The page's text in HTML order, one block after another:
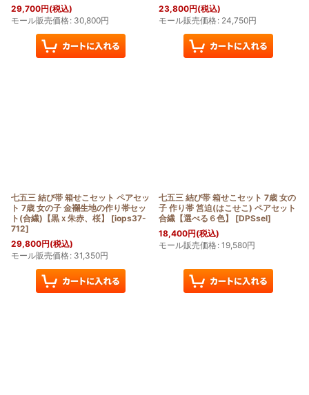
29,700円(税込)
モール販売価格: 30,800円
23,800円(税込)
モール販売価格: 24,750円
七五三 結び帯 箱せこセット ペアセッ
ト 7歳 女の子 金襴生地の作り帯セッ
ト(合繊)【黒ｘ朱赤、桜】
[iops37-
712]
29,800円(税込)
モール販売価格: 31,350円
七五三 結び帯 箱せこセット 7歳 女の
子 作り帯 筥迫(はこせこ) ペアセット
合繊【選べる６色】
[DPSsel]
18,400円(税込)
モール販売価格: 19,580円